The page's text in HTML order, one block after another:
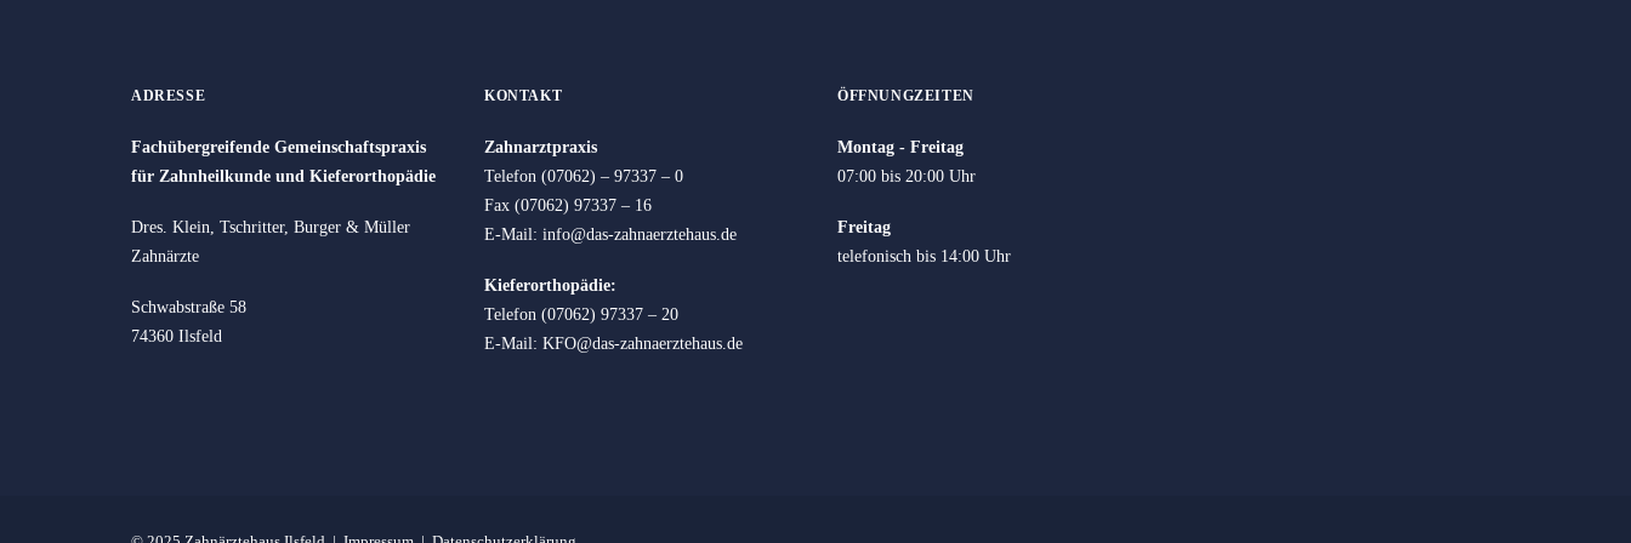
ADRESSE
Fachübergreifende Gemeinschaftspraxis
für Zahnheilkunde und Kieferorthopädie
Dres. Klein, Tschritter, Burger & Müller
Zahnärzte
Schwabstraße 58
74360 Ilsfeld
KONTAKT
Zahnarztpraxis
Telefon (07062) – 97337 – 0
Fax (07062) 97337 – 16
E-Mail: info@das-zahnaerztehaus.de
Kieferorthopädie:
Telefon (07062) 97337 – 20
E-Mail: KFO@das-zahnaerztehaus.de
ÖFFNUNGZEITEN
Montag - Freitag
07:00 bis 20:00 Uhr
Freitag
telefonisch bis 14:00 Uhr